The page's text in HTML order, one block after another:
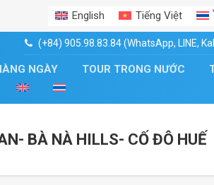
English Tiếng Việt
(+84) 905.98.83.84 (WhatsApp, LINE,
NGÀY TOUR TRONG NƯỚC
BÀ NÀ HILLS- CỐ ĐÔ HUẾ